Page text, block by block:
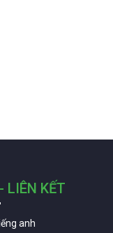
LIÊN KẾT
anh